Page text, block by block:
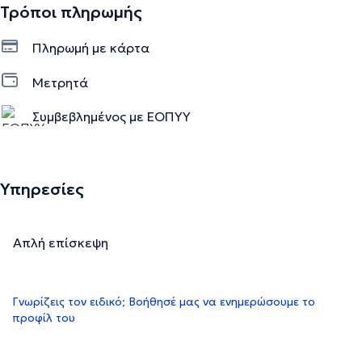
Τρόποι πληρωμής
Πληρωμή με κάρτα
Μετρητά
Συμβεβλημένος με ΕΟΠΥΥ
Υπηρεσίες
Απλή επίσκεψη
Γνωρίζεις τον ειδικό; Βοήθησέ μας να ενημερώσουμε το
προφίλ του